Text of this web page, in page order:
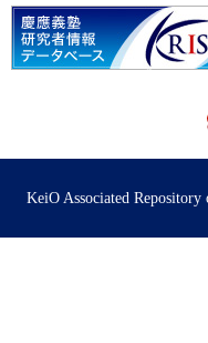
KeiO Associated